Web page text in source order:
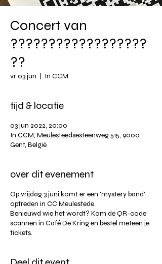
Concert van
??????????????????
??
vr 03 jun In CCM
tijd & locatie
03 jun 2022, 20:00
In CCM, Meulesteedsesteenweg 515, 9000
Gent, België
over dit evenement
Op vrijdag 3 juni komt er een 'mystery band'
optreden in CC Meulestede.
Benieuwd wie het wordt? Kom de QR-code
scannen in Café De Kring en bestel meteen je
tickets.